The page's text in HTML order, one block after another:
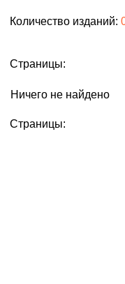
Количество изданий:
Страницы:
Ничего не найдено
Страницы: